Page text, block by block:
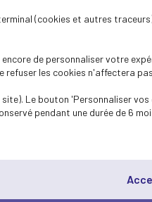
l’Europe : le
des initiatives fortes,
et italiens pour définir des
(cookies et autres
de personnaliser votre
les cookies n'affectera
Le bouton 'Personnaliser
pendant une durée de 6